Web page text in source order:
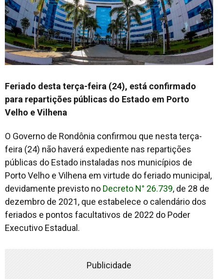
Feriado desta terça-feira (24), está confirmado
para repartições públicas do Estado em Porto
Velho e Vilhena
O Governo de Rondônia confirmou que nesta terça-
feira (24) não haverá expediente nas repartições
públicas do Estado instaladas nos municípios de
Porto Velho e Vilhena em virtude do feriado municipal,
devidamente previsto no Decreto N° 26.739, de 28 de
dezembro de 2021, que estabelece o calendário dos
feriados e pontos facultativos de 2022 do Poder
Executivo Estadual.
Publicidade